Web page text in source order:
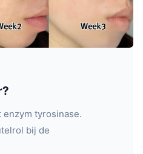
tyrosinase.
bij de